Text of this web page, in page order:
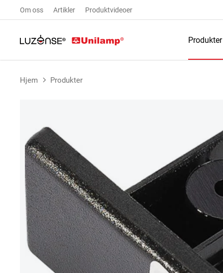
Om oss Artikler Produktvideoer
Produkter
Hjem Produkter